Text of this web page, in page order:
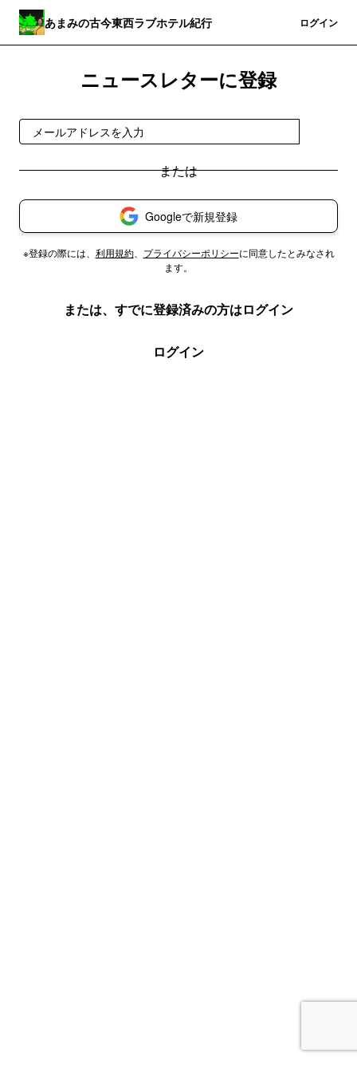
あまみの古今東西ラブホテル紀行 ログイン
ニュースレターに登録
Googleで新規登録
※登録の際には、 利用規約、 プライバシーポリシーに同意したとみなされ
ます。
または、すでに登録済みの方はログイン
ログイン